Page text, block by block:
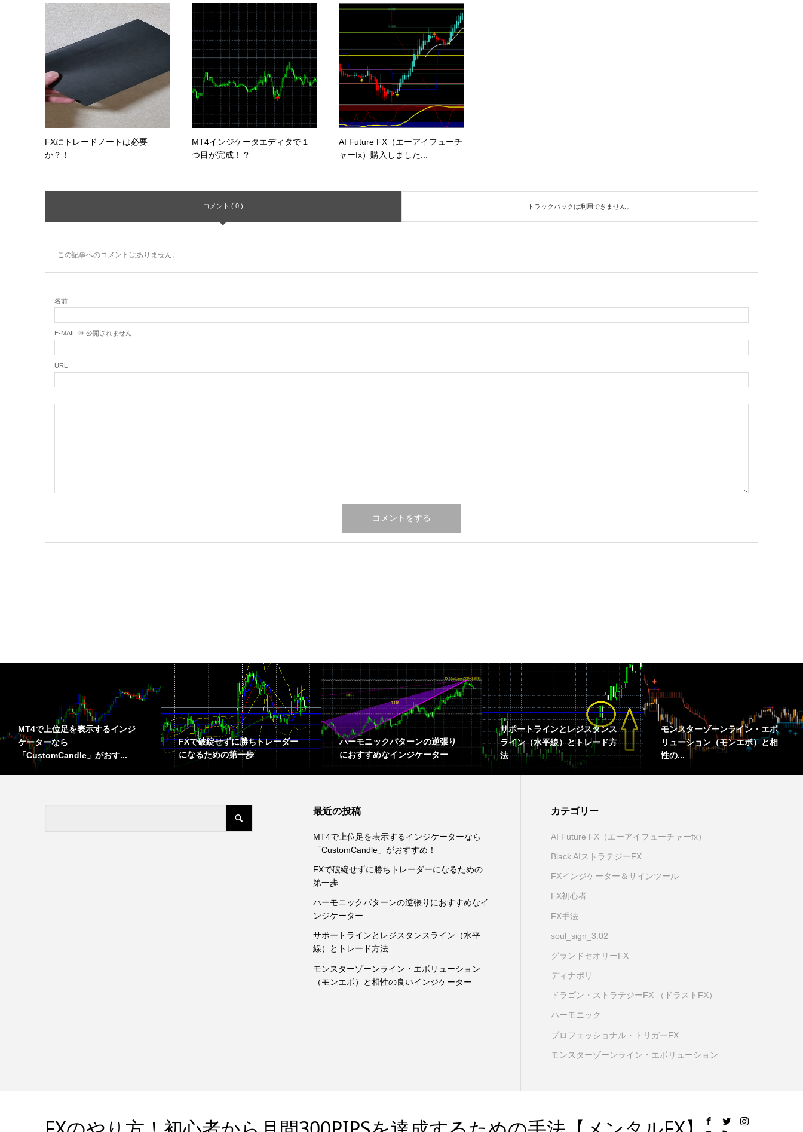
FXにトレードノートは必要
か？！
MT4インジケータエディタで１
つ目が完成！？
AI Future FX（エーアイフューチ
ャーfx）購入しました...
コメント ( 0 ) トラックバックは利用できません。
この記事へのコメントはありません。
名前
E-MAIL ※ 公開されません
URL
MT4で上位足を表示するインジ
ケーターなら
「CustomCandle」がおす...
FXで破綻せずに勝ちトレーダー
になるための第一歩
ハーモニックパターンの逆張り
におすすめなインジケーター
サポートラインとレジスタンス
ライン（水平線）とトレード方
法
モンスターゾーンライン・エボ
リューション（モンエボ）と相
性の...
最近の投稿
MT4で上位足を表示するインジケーターなら
「CustomCandle」がおすすめ！
FXで破綻せずに勝ちトレーダーになるための
第一歩
ハーモニックパターンの逆張りにおすすめなイ
ンジケーター
サポートラインとレジスタンスライン（水平
線）とトレード方法
モンスターゾーンライン・エボリューション
（モンエボ）と相性の良いインジケーター
カテゴリー
AI Future FX（エーアイフューチャーfx）
Black AIストラテジーFX
FXインジケーター＆サインツール
FX初心者
FX手法
soul_sign_3.02
グランドセオリーFX
ディナポリ
ドラゴン・ストラテジーFX （ドラストFX）
ハーモニック
プロフェッショナル・トリガーFX
モンスターゾーンライン・エボリューション